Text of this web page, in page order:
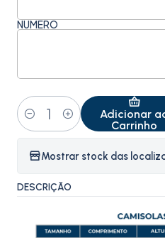
NÚMERO
Quantidade
Adicionar
Carrinho
Mostrar stock das
DESCRIÇÃO